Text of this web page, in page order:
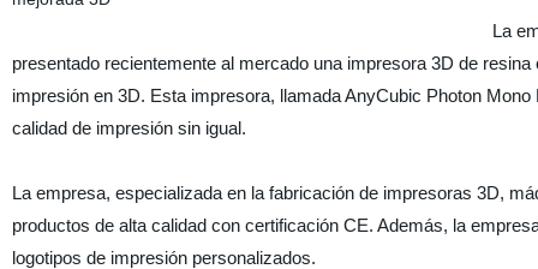
La
presentado recientemente al mercado una impresora 3D de
impresión en 3D. Esta impresora, llamada AnyCubic Photon
calidad de impresión sin igual.
La empresa, especializada en la fabricación de impresoras 3D,
productos de alta calidad con certificación CE. Además, la
logotipos de impresión personalizados.